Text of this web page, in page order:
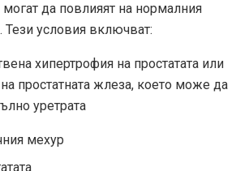
да повлияят на нормалния
Тези условия включват:
хипертрофия на простатата или
простатната жлеза, което може да
уретрата
мехур